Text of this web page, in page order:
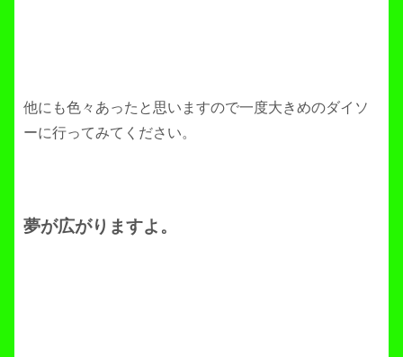
他にも色々あったと思いますので一度大きめのダイソ
ーに行ってみてください。
夢が広がりますよ。